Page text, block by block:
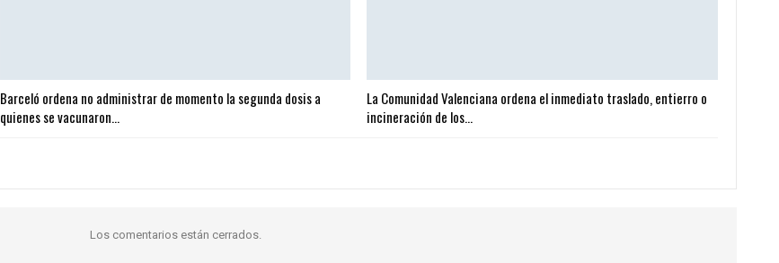
Barceló ordena no administrar de momento la segunda dosis a
quienes se vacunaron…
La Comunidad Valenciana ordena el inmediato traslado, entierro o
incineración de los…
Los comentarios están cerrados.